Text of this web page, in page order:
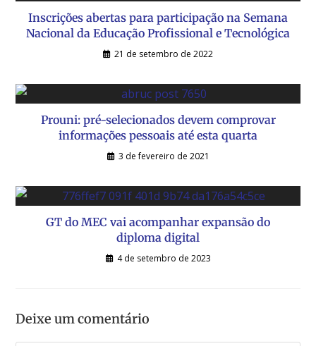
Inscrições abertas para participação na Semana
Nacional da Educação Profissional e Tecnológica
21 de setembro de 2022
Prouni: pré-selecionados devem comprovar
informações pessoais até esta quarta
3 de fevereiro de 2021
GT do MEC vai acompanhar expansão do
diploma digital
4 de setembro de 2023
Deixe um comentário